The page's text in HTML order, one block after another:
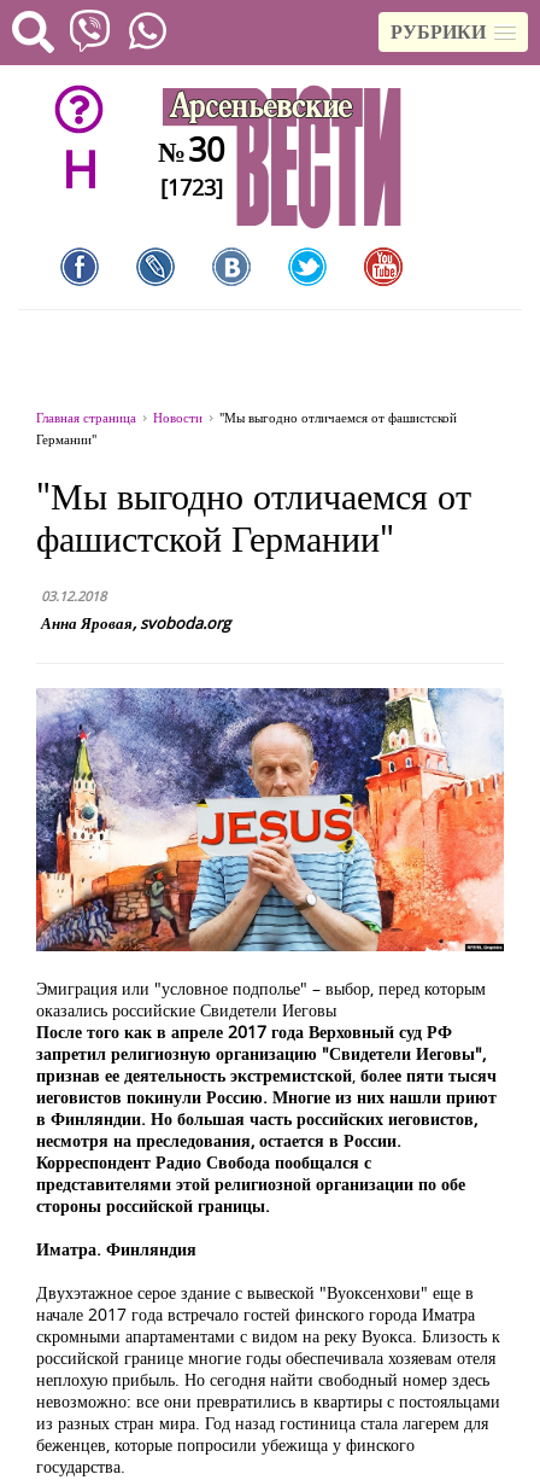
РУБРИКИ
H №30
[1723]
Главная страница Новости
"Мы выгодно отличаемся от фашистской
Германии"
"Мы выгодно отличаемся от
фашистской Германии"
03.12.2018
Анна Яровая, svoboda.org
Эмиграция или "условное подполье" – выбор, перед которым
оказались российские Свидетели Иеговы
После того как в апреле 2017 года Верховный суд РФ
запретил религиозную организацию "Свидетели Иеговы",
признав ее деятельность экстремистской, более пяти тысяч
иеговистов покинули Россию. Многие из них нашли приют
в Финляндии. Но большая часть российских иеговистов,
несмотря на преследования, остается в России.
Корреспондент Радио Свобода пообщался с
представителями этой религиозной организации по обе
стороны российской границы.
Иматра. Финляндия
Двухэтажное серое здание с вывеской "Вуоксенхови" еще в
начале 2017 года встречало гостей финского города Иматра
скромными апартаментами с видом на реку Вуокса. Близость к
российской границе многие годы обеспечивала хозяевам отеля
неплохую прибыль. Но сегодня найти свободный номер здесь
невозможно: все они превратились в квартиры с постояльцами
из разных стран мира. Год назад гостиница стала лагерем для
беженцев, которые попросили убежища у финского
государства.